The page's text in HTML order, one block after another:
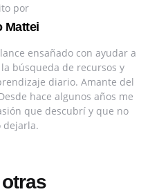
por
Mattei
ensañado con ayudar a
búsqueda de recursos y
diario. Amante del
hace algunos años me
que descubrí y que no
dejarla.